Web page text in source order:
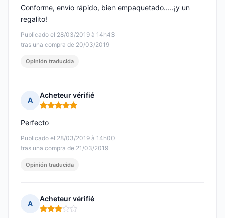
Publicado el 28/03/2019 à 14h43
tras una compra de 20/03/2019
Conforme, envío rápido, bien empaquetado.....¡y un
regalito!
Opinión traducida
A
Acheteur vérifié
Nota: 5 de 5
Publicado el 28/03/2019 à 14h00
tras una compra de 21/03/2019
Perfecto
Opinión traducida
A
Acheteur vérifié
Nota: 3 de 5